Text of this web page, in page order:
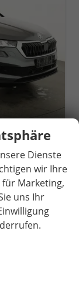
Selection 2.0 TDI DSG 4x4 Selection, AHK, Navi, LED, Kamera, Winter, el. Klappe, 4 J.-Garantie
Metallic
Dienste
wir Ihre
Marketing,
uns Ihr